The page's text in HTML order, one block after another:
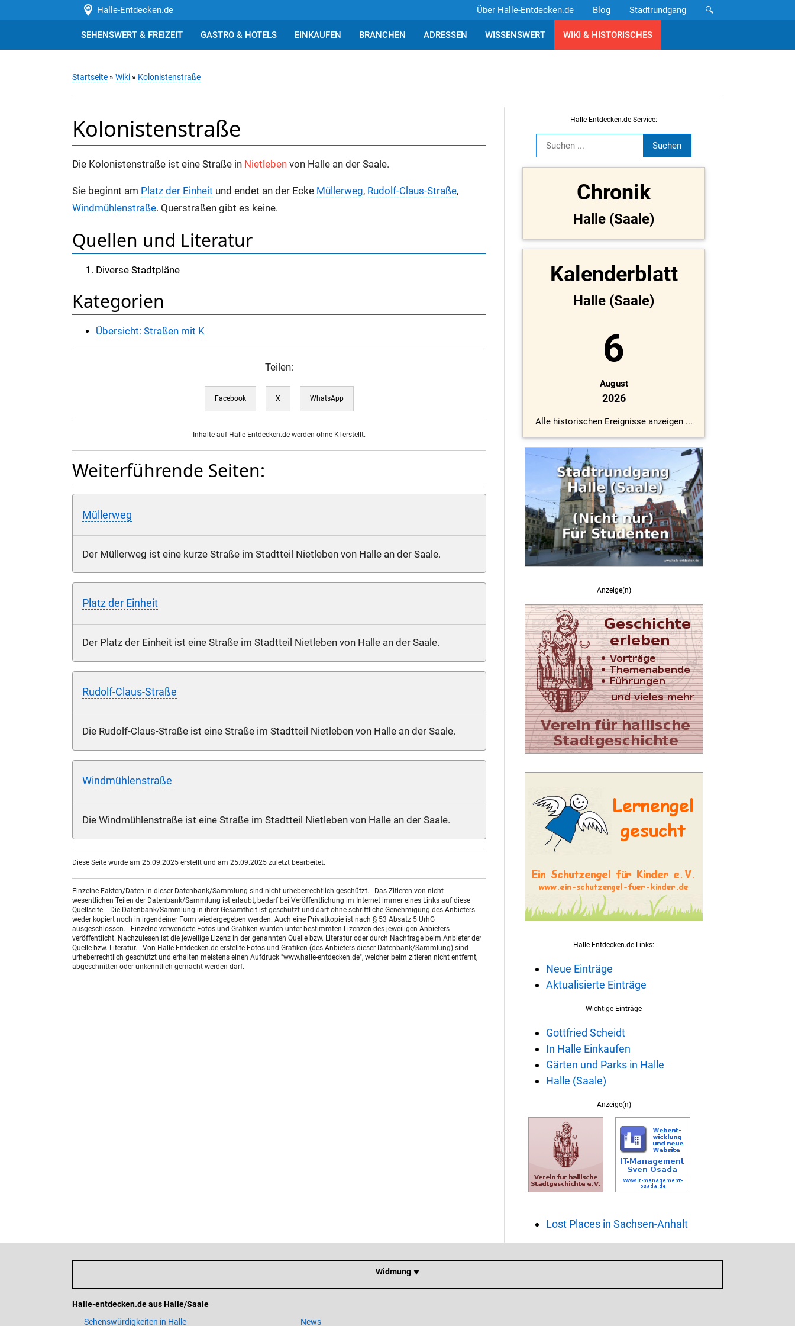
Halle-Entdecken.de 🔍
Stadtrundgang
Blog
Über Halle-Entdecken.de
SEHENSWERT & FREIZEIT GASTRO & HOTELS EINKAUFEN BRANCHEN ADRESSEN WISSENSWERT WIKI & HISTORISCHES
Startseite » Wiki » Kolonistenstraße
Kolonistenstraße
Die Kolonistenstraße ist eine Straße in Nietleben von Halle an der Saale.
Sie beginnt am Platz der Einheit und endet an der Ecke Müllerweg, Rudolf-Claus-Straße,
Windmühlenstraße. Querstraßen gibt es keine.
Quellen und Literatur
Diverse Stadtpläne
Kategorien
Übersicht: Straßen mit K
Teilen:
Facebook X WhatsApp
Inhalte auf Halle-Entdecken.de werden ohne KI erstellt.
Weiterführende Seiten:
Müllerweg
Der Müllerweg ist eine kurze Straße im Stadtteil Nietleben von Halle an der Saale.
Platz der Einheit
Der Platz der Einheit ist eine Straße im Stadtteil Nietleben von Halle an der Saale.
Rudolf-Claus-Straße
Die Rudolf-Claus-Straße ist eine Straße im Stadtteil Nietleben von Halle an der Saale.
Windmühlenstraße
Die Windmühlenstraße ist eine Straße im Stadtteil Nietleben von Halle an der Saale.
Diese Seite wurde am 25.09.2025 erstellt und am 25.09.2025 zuletzt bearbeitet.
Einzelne Fakten/Daten in dieser Datenbank/Sammlung sind nicht urheberrechtlich geschützt. - Das Zitieren von nicht
wesentlichen Teilen der Datenbank/Sammlung ist erlaubt, bedarf bei Veröffentlichung im Internet immer eines Links auf diese
Quellseite. - Die Datenbank/Sammlung in ihrer Gesamtheit ist geschützt und darf ohne schriftliche Genehmigung des Anbieters
weder kopiert noch in irgendeiner Form wiedergegeben werden. Auch eine Privatkopie ist nach § 53 Absatz 5 UrhG
ausgeschlossen. - Einzelne verwendete Fotos und Grafiken wurden unter bestimmten Lizenzen des jeweiligen Anbieters
veröffentlicht. Nachzulesen ist die jeweilige Lizenz in der genannten Quelle bzw. Literatur oder durch Nachfrage beim Anbieter der
Quelle bzw. Literatur. - Von Halle-Entdecken.de erstellte Fotos und Grafiken (des Anbieters dieser Datenbank/Sammlung) sind
urheberrechtlich geschützt und erhalten meistens einen Aufdruck "www.halle-entdecken.de", welcher beim zitieren nicht entfernt,
abgeschnitten oder unkenntlich gemacht werden darf.
Halle-Entdecken.de Service:
Chronik
Halle (Saale)
Kalenderblatt
Halle (Saale)
6
August
2026
Alle historischen Ereignisse anzeigen ...
Anzeige(n)
Halle-Entdecken.de Links:
Neue Einträge
Aktualisierte Einträge
Wichtige Einträge
Gottfried Scheidt
In Halle Einkaufen
Gärten und Parks in Halle
Halle (Saale)
Anzeige(n)
Lost Places in Sachsen-Anhalt
Widmung ⯆
Halle-entdecken.de aus Halle/Saale
Sehenswürdigkeiten in Halle
News